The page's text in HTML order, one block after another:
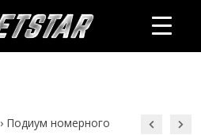
› Подиум номерного